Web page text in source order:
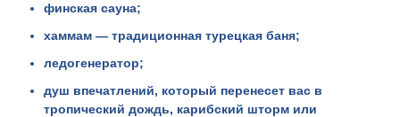
финская сауна;
хаммам — традиционная турецкая баня;
ледогенератор;
душ впечатлений, который перенесет вас в
тропический дождь, карибский шторм или